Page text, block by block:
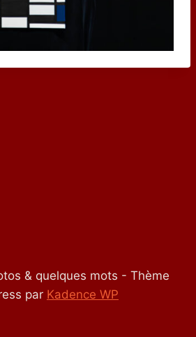
& quelques mots - Thème
par Kadence WP